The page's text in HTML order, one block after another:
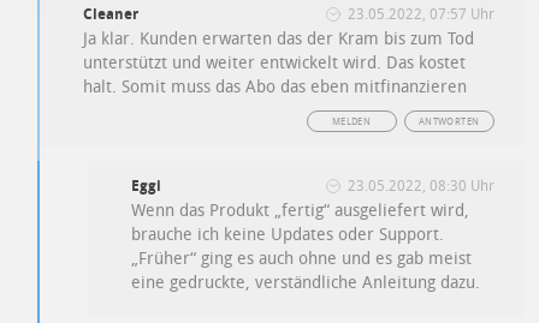
Cleaner 23.05.2022, 07:57 Uhr
Ja klar. Kunden erwarten das der Kram bis zum Tod
unterstützt und weiter entwickelt wird. Das kostet
halt. Somit muss das Abo das eben mitfinanzieren
ANTWORTEN
MELDEN
Eggi 23.05.2022, 08:30 Uhr
Wenn das Produkt „fertig“ ausgeliefert wird,
brauche ich keine Updates oder Support.
„Früher“ ging es auch ohne und es gab meist
eine gedruckte, verständliche Anleitung dazu.